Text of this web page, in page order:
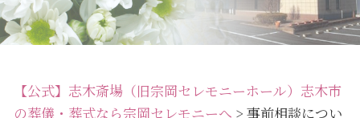
【公式】志木斎場（旧宗岡セレモニーホール）志木市
の葬儀・葬式なら宗岡セレモニーへ > 事前相談につい